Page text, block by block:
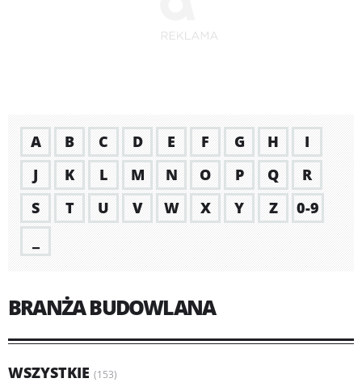
A B C D E F G H
I
J
K L M N O P Q
R
S
T U V W X Y Z
0-9
BRANŻA BUDOWLANA
WSZYSTKIE (153)